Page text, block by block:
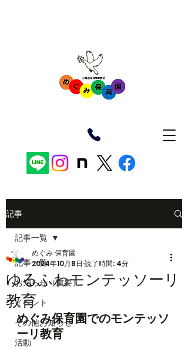
記事
記事一覧
お知らせ（重要）
イベント
その他お知らせ
活動
記事一覧
ゆるふわモンテッソーリ
教育
めぐみ 保育園
2024年10月8日 読了時間: 4分
めぐみ保育園でのモンテッソ
ーリ教育